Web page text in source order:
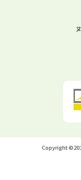
Copyright